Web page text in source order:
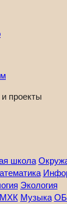
проекты
школа
Экология
Музыка